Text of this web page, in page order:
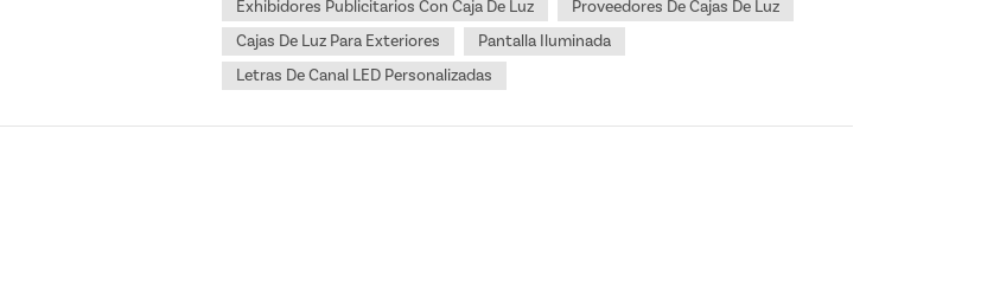
Exhibidores Publicitarios Con Caja De Luz
Proveedores De Cajas De Luz
Cajas De Luz Para Exteriores
Pantalla Iluminada
Letras De Canal LED Personalizadas